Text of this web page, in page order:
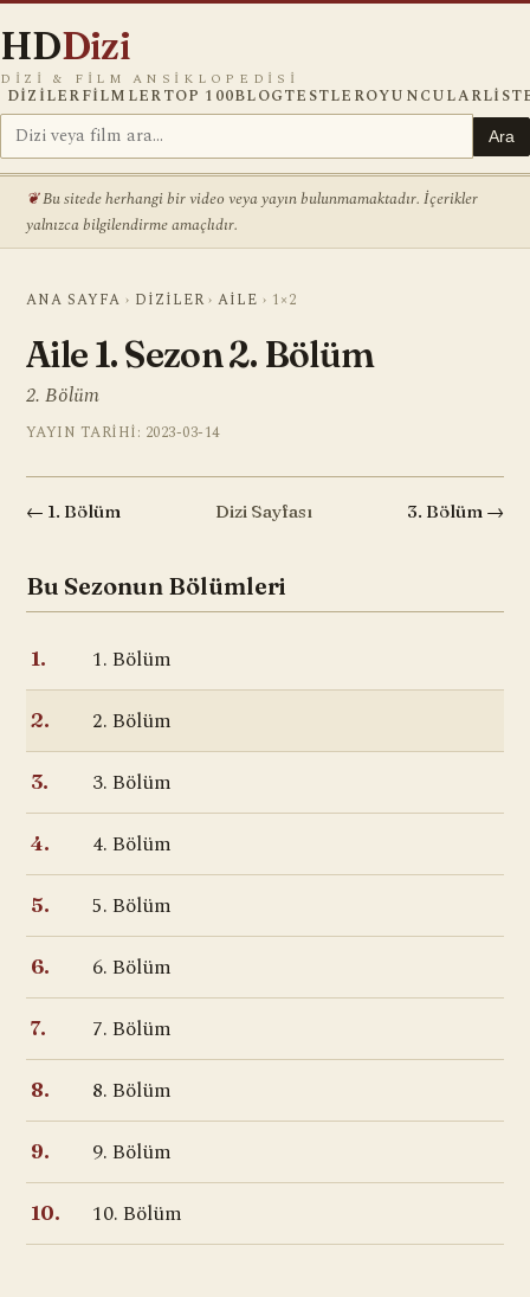
HDDizi
DIZI & FILM ANSIKLOPEDISI
DIZILERFILMLERTOP 100BLOGTESTLEROYUNCULAR
Ara
Bu sitede herhangi bir video veya yayın bulunmamaktadır. İçerikler
yalnızca bilgilendirme amaçlıdır.
ANA SAYFA › DIZILER ›AILE › 1×2
Aile 1. Sezon 2. Bölüm
2. Bölüm
YAYIN TARIHI: 2023-03-14
← 1. Bölüm Dizi Sayfası 3. Bölüm →
Bu Sezonun Bölümleri
1. 1. Bölüm
2. 2. Bölüm
3. 3. Bölüm
4. 4. Bölüm
5. 5. Bölüm
6. 6. Bölüm
7. 7. Bölüm
8. 8. Bölüm
9. 9. Bölüm
10. 10. Bölüm